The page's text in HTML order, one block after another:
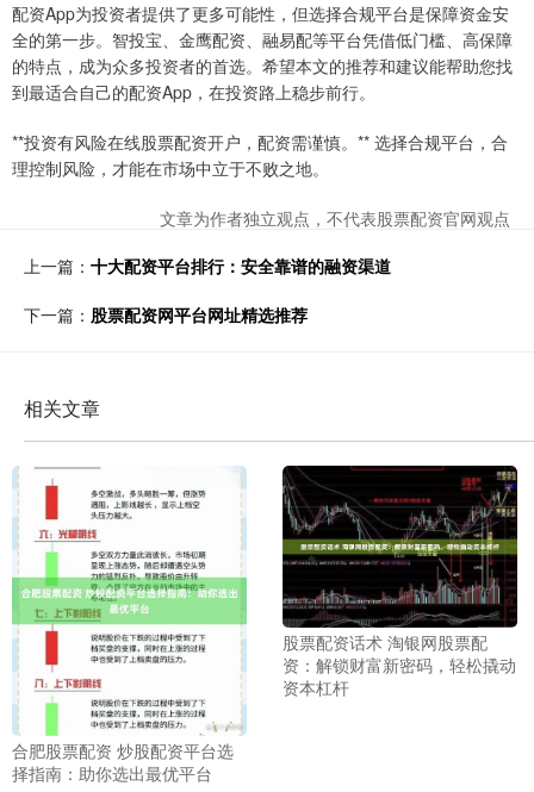
配资App为投资者提供了更多可能性，但选择合规平台是保障资金安
全的第一步。智投宝、金鹰配资、融易配等平台凭借低门槛、高保障
的特点，成为众多投资者的首选。希望本文的推荐和建议能帮助您找
到最适合自己的配资App，在投资路上稳步前行。
**投资有风险在线股票配资开户，配资需谨慎。** 选择合规平台，合
理控制风险，才能在市场中立于不败之地。
文章为作者独立观点，不代表股票配资官网观点
上一篇： 十大配资平台排行：安全靠谱的融资渠道
下一篇： 股票配资网平台网址精选推荐
相关文章
合肥股票配资 炒股配资平台选
择指南：助你选出最优平台
股票配资话术 淘银网股票配
资：解锁财富新密码，轻松撬动
资本杠杆